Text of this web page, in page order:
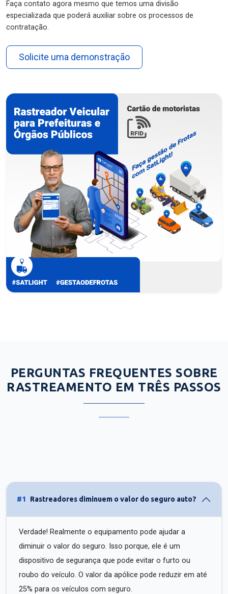
Faça contato agora mesmo que temos uma divisão
especializada que poderá auxiliar sobre os processos de
contratação.
Solicite uma demonstração
PERGUNTAS FREQUENTES SOBRE
RASTREAMENTO EM TRÊS PASSOS
#1 Rastreadores diminuem o valor do seguro auto?
Verdade! Realmente o equipamento pode ajudar a
diminuir o valor do seguro. Isso porque, ele é um
dispositivo de segurança que pode evitar o furto ou
roubo do veículo. O valor da apólice pode reduzir em até
25% para os veículos com seguro.